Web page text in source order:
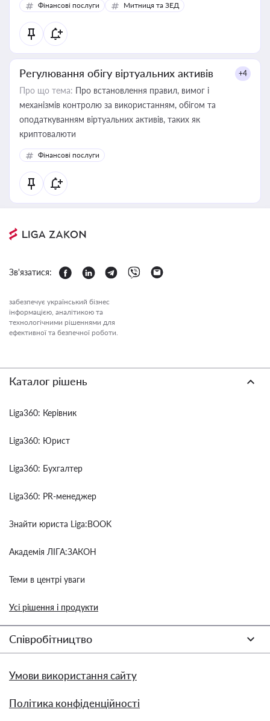
Фінансові послуги Митниця та ЗЕД
Регулювання обігу віртуальних активів +4
Про що тема: Про встановлення правил, вимог і
механізмів контролю за використанням, обігом та
оподаткуванням віртуальних активів, таких як
криптовалюти
Фінансові послуги
Зв'язатися:
забезпечує український бізнес
інформацією, аналітикою та
технологічними рішеннями для
ефективної та безпечної роботи.
Каталог рішень
Liga360: Керівник
Liga360: Юрист
Liga360: Бухгалтер
Liga360: PR-менеджер
Знайти юриста Liga:BOOK
Академія ЛІГА:ЗАКОН
Теми в центрі уваги
Усі рішення і продукти
Співробітництво
Умови використання сайту
Політика конфіденційності